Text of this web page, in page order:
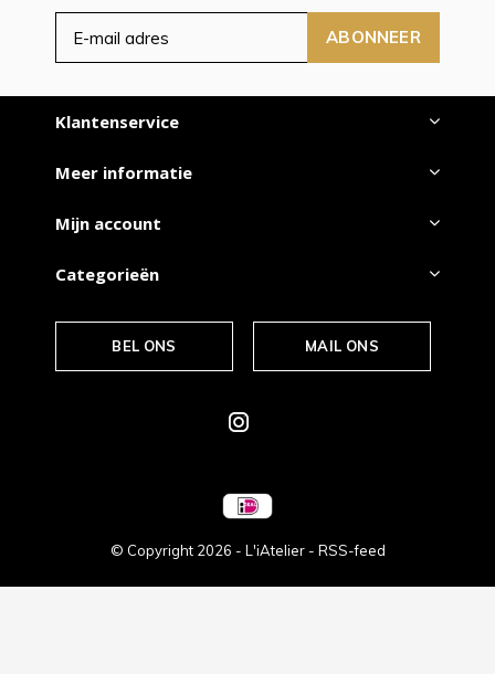
ABONNEER
Klantenservice
Meer informatie
Mijn account
Categorieën
BEL ONS MAIL ONS
© Copyright 2026 - L'iAtelier - RSS-feed